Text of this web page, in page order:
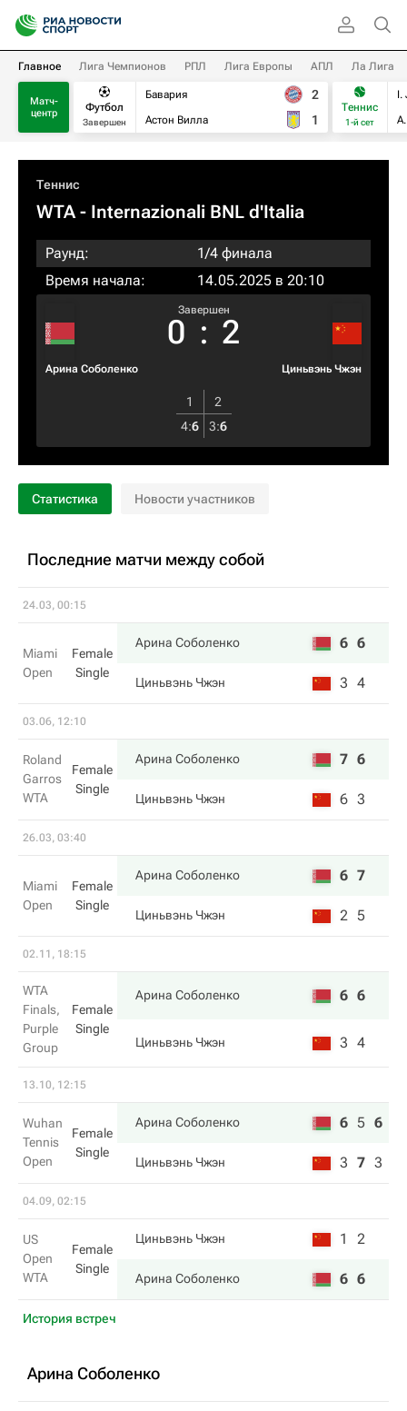
Главное Лига Чемпионов РПЛ Лига Европы АПЛ Ла Лига
Матч-
центр
Футбол
Завершен
Бавария
Астон Вилла
2
1
Теннис
1-й сет
I.
Теннис
WTA- Internazionali BNL d'Italia
Раунд:
1/4 финала
Время начала:
14.05.2025 в 20:10
Арина Соболенко
Завершен
0 : 2
Циньвэнь Чжэн
1
2
4:6 3:6
Статистика Новости участников
Последние матчи между собой
24.03, 00:15
Miami
Open
Female
Single
Арина Соболенко 6 6
Циньвэнь Чжэн 3 4
03.06, 12:10
Roland
Garros
WTA
Female
Single
Арина Соболенко 7 6
Циньвэнь Чжэн 6 3
26.03, 03:40
Miami
Open
Female
Single
Арина Соболенко 6 7
Циньвэнь Чжэн 2 5
02.11, 18:15
WTA
Finals,
Purple
Group
Female
Single
Арина Соболенко 6 6
Циньвэнь Чжэн 3 4
13.10, 12:15
Wuhan
Tennis
Open
Female
Single
Арина Соболенко 6 5 6
Циньвэнь Чжэн 3 7 3
04.09, 02:15
US
Open
WTA
Female
Single
Циньвэнь Чжэн 1 2
Арина Соболенко 6 6
История встреч
Арина Соболенко